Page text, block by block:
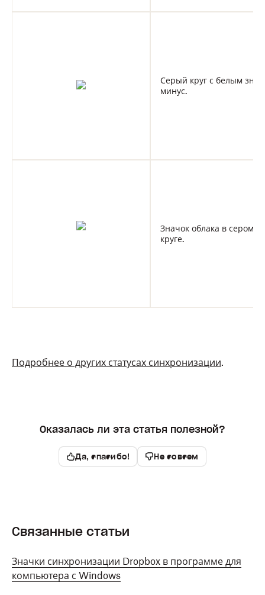
Серый круг с белым
минус.
Значок облака в сером
круге.
Подробнее о других статусах синхронизации.
Оказалась ли эта статья полезной?
Да, спасибо! Не совсем
Связанные статьи
Значки синхронизации Dropbox в программе для
компьютера с Windows